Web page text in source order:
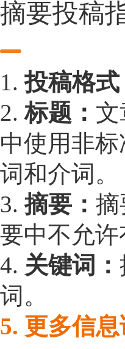
摘要投稿
1.投稿格式
2.标题：
中使用非
词和介词。
3.摘要： 摘
要中不允
4. 关键词：
词。
5. 更多信